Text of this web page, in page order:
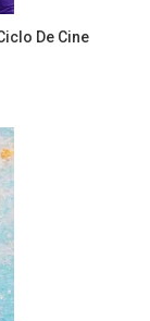
De Cine